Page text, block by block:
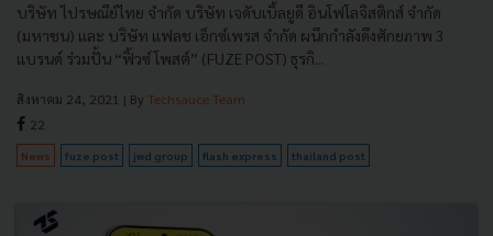
บริษัท ไปรษณีย์ไทย จำกัด บริษัท เจดับเบิ้ลยูดี อินโฟโลจิสติกส์ จำกัด
(มหาชน) และ บริษัท แฟลช เอ็กซ์เพรส จำกัด ผนึกกำลังดึงศักยภาพ 3
แบรนด์ ร่วมปั้น “ฟิ้วซ์ โพสต์” (FUZE POST) ธุรกิ...
สิงหาคม 24, 2021 | By Techsauce Team
22
News fuze post jwd group flash express thailand post